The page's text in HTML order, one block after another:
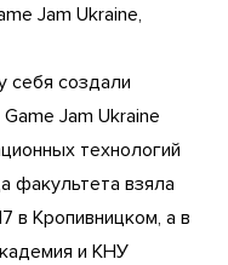
Jam Ukraine,
себя создали
Jam Ukraine
технологий
факультета взяла
в Кропивницком, а в
и КНУ